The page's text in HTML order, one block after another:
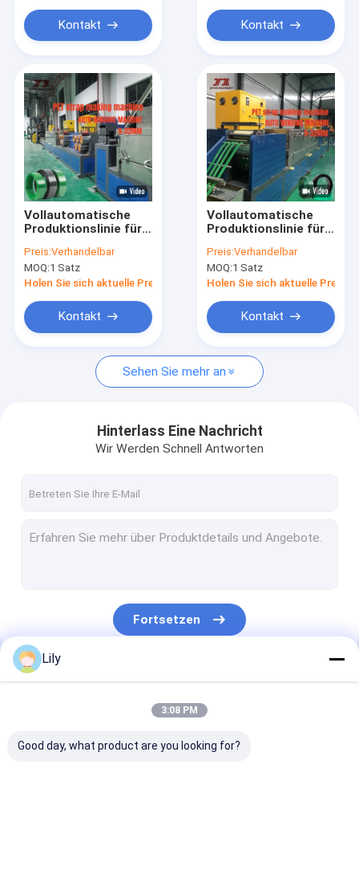
Produkte
VR-Show
Über uns
Werksbesichtigung
Kontakt mit uns
Neuigkeiten
Maschine zur Herstellung von PET-Bändern
Extrusionslinie für PP-Bänder
HAUSTIER Verpackenbügel
PP-Verpackungsgürtel
Verpackungsgurt, der Maschine herstellt
Kontakt Kontakt
Vollautomatische
Produktionslinie für
recycelten PET-
Flaschenflocken mit
einer Kapazität von
Preis:Verhandelbar
MOQ:1 Satz
Holen Sie sich aktuelle Preis
Kontakt
Vollautomatische
Produktionslinie für
Recycling von PET-
Flaschen
Preis:Verhandelbar
MOQ:1 Satz
Holen Sie sich aktuelle Preis
Kontakt
Sehen Sie mehr an
Hinterlass Eine Nachricht
Wir Werden Schnell Antworten
Fortsetzen
Unsere Kategorien
Lily
3:08 PM
Good day, what product are you looking for?